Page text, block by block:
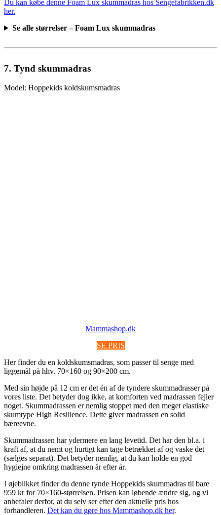
Du kan købe denne Foam Lux skummadras hos Sengefabrikken.dk
her.
Se alle størrelser – Foam Lux skummadras
7. Tynd skummadras
Model: Hoppekids koldskumsmadras
Mammashop.dk
SE PRIS
Her finder du en koldskumsmadras, som passer til senge med
liggemål på hhv. 70×160 og 90×200 cm.
Med sin højde på 12 cm er det én af de tyndere skummadrasser på
vores liste. Det betyder dog ikke, at komforten ved madrassen fejler
noget. Skummadrassen er nemlig stoppet med den meget elastiske
skumtype High Resilience. Dette giver madrassen en solid
bæreevne.
Skummadrassen har ydermere en lang levetid. Det har den bl.a. i
kraft af, at du nemt og hurtigt kan tage betrækket af og vaske det
(sælges separat). Det betyder nemlig, at du kan holde en god
hygiejne omkring madrassen år efter år.
I øjeblikket finder du denne tynde Hoppekids skummadras til bare
959 kr for 70×160-størrelsen. Prisen kan løbende ændre sig, og vi
anbefaler derfor, at du selv ser efter den aktuelle pris hos
forhandleren. Det kan du gøre hos Mammashop.dk her.